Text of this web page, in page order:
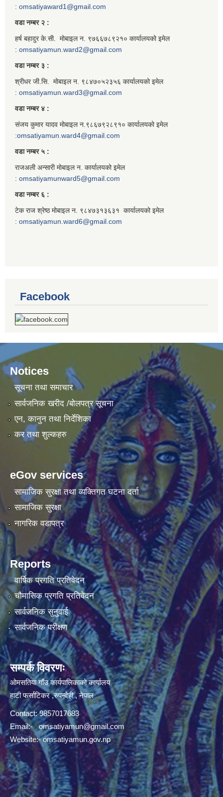
: omsatiyaward1@gmail.com
वडा नम्बर २ :
हर्ष बहादुर के.सी. मोबाइल न. ९७६६७८९२१० कार्यालयको इमेल
: omsatiyamun.ward2@gmail.com
वडा नम्बर ३ :
श्रीधर जी.सि. मोबाइल न. ९८४७०५२३५६ कार्यालयको इमेल
: omsatiyamun.ward3@gmail.com
वडा नम्बर ४ :
संजय कुमार यादव मोबाइल न.९८६७९२८९१० कार्यालयको इमेल
:omsatiyamun.ward4@gmail.com
वडा नम्बर ५ :
राजअली अन्सारी मोबाइल न. कार्यालयको इमेल
: omsatiyamunward5@gmail.com
वडा नम्बर ६ :
टेक राज श्रेष्ठ मोबाइल न. ९८४७३१३६३१ कार्यालयको इमेल
: omsatiyamun.ward6@gmail.com
Facebook
Notices
सूचना तथा समाचार
सार्वजनिक खरीद /बोलपत्र सूचना
एन, कानुन तथा निर्देशिका
कर तथा शुल्कहरु
eGov services
सामाजिक सुरक्षा तथा व्यक्तिगत घटना दर्ता
सामाजिक सुरक्षा
नागरिक वडापत्र
Reports
वार्षिक प्रगति प्रतिवेदन
चौमासिक प्रगति प्रतिवेदन
सार्वजनिक सुनुवाई
सार्वजनिक परीक्षण
सम्पर्क विवरणः
ओमसतिया गाँउ कार्यपालिकाको कार्यालय
हाटी फर्साटिकर ,रुपन्देही , नेपाल
Contact: 9857017683
Email:-omsatiyamun@gmail.com
Website:- omsatiyamun.gov.np